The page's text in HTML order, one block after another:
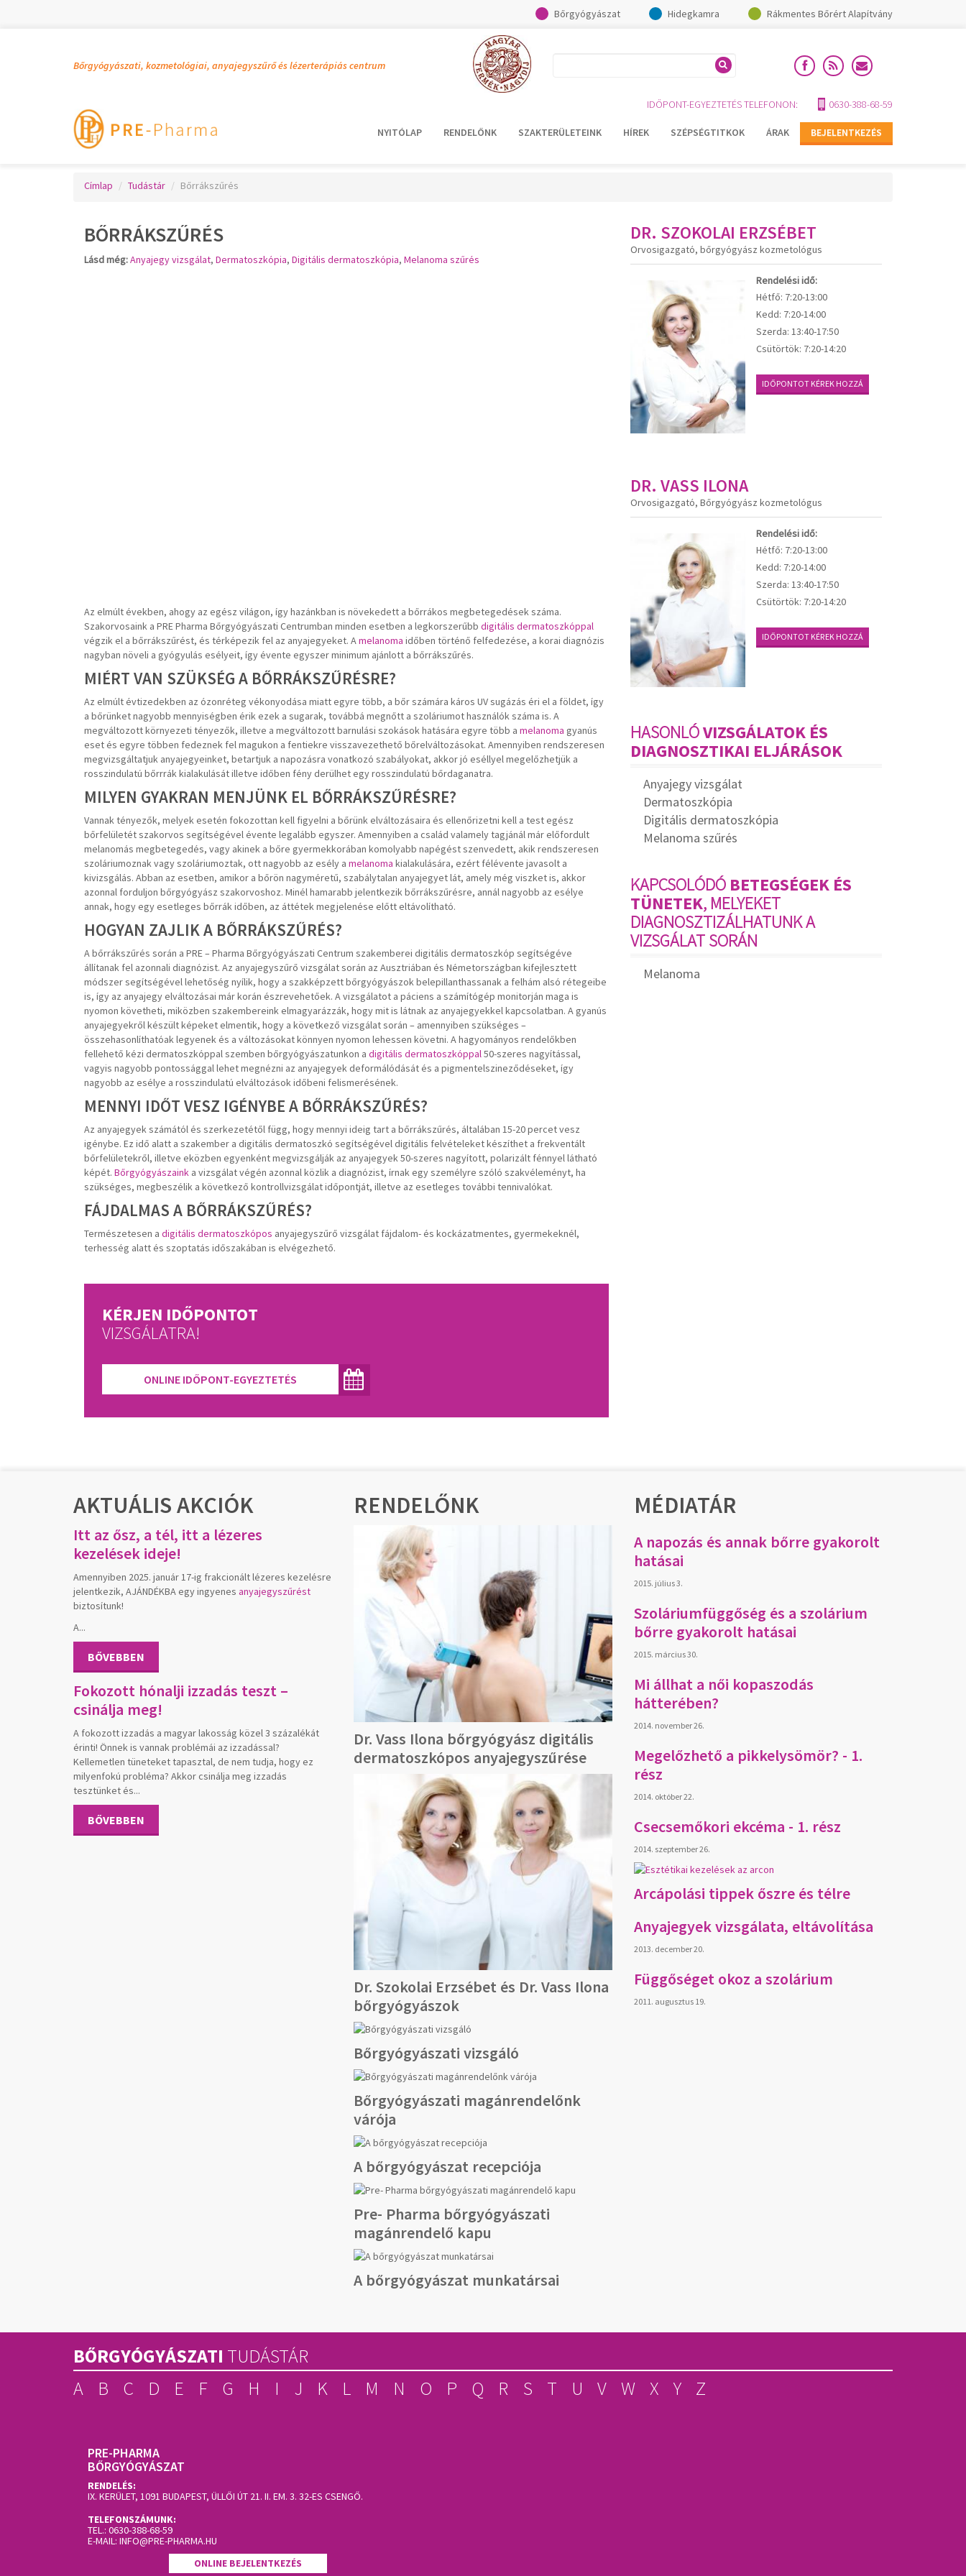
Bőrgyógyászat Hidegkamra Rákmentes Bőrért Alapítvány
Bőrgyógyászati, kozmetológiai, anyajegyszűrő és lézerterápiás centrum
IDŐPONT-EGYEZTETÉS TELEFONON: 0630-388-68-59
NYITÓLAP RENDELŐNK SZAKTERÜLETEINK HÍREK SZÉPSÉGTITKOK ÁRAK BEJELENTKEZÉS
Címlap Tudástár Bőrrákszűrés
BŐRRÁKSZŰRÉS
Lásdmég:Anyajegy vizsgálat, Dermatoszkópia, Digitális dermatoszkópia, Melanoma szűrés
Az elmúlt években, ahogy az egész világon, így hazánkban is növekedett a bőrrákos megbetegedések száma.
Szakorvosaink a PRE Pharma Bőrgyógyászati Centrumban minden esetben a legkorszerűbb digitális dermatoszkóppal
végzik el a bőrrákszűrést, és térképezik fel az anyajegyeket. Amelanoma időben történő felfedezése, a korai diagnózis
nagyban növeli a gyógyulás esélyeit, így évente egyszer minimum ajánlott a bőrrákszűrés.
MIÉRT VAN SZÜKSÉG A BŐRRÁKSZŰRÉSRE?
Az elmúlt évtizedekben az ózonréteg vékonyodása miatt egyre több, a bőr számára káros UV sugázás éri el a földet, így
a bőrünket nagyobb mennyiségben érik ezek a sugarak, továbbá megnőtt a szoláriumot használók száma is. A
megváltozott környezeti tényezők, illetve a megváltozott barnulási szokások hatására egyre több a melanoma gyanús
eset és egyre többen fedeznek fel magukon a fentiekre visszavezethető bőrelváltozásokat. Amennyiben rendszeresen
megvizsgáltatjuk anyajegyeinket, betartjuk a napozásra vonatkozó szabályokat, akkor jó eséllyel megelőzhetjük a
rosszindulatú bőrrrák kialakulását illetve időben fény derülhet egy rosszindulatú bőrdaganatra.
MILYEN GYAKRAN MENJÜNK EL BŐRRÁKSZŰRÉSRE?
Vannak tényezők, melyek esetén fokozottan kell figyelni a bőrünk elváltozásaira és ellenőrizetni kell a test egész
bőrfelületét szakorvos segítségével évente legalább egyszer. Amennyiben a család valamely tagjánál már előfordult
melanomás megbetegedés, vagy akinek a bőre gyermekkorában komolyabb napégést szenvedett, akik rendszeresen
szoláriumoznak vagy szoláriumoztak, ott nagyobb az esély a melanoma kialakulására, ezért félévente javasolt a
kivizsgálás. Abban az esetben, amikor a bőrön nagyméretű, szabálytalan anyajegyet lát, amely még viszket is, akkor
azonnal forduljon bőrgyógyász szakorvoshoz. Minél hamarabb jelentkezik bőrrákszűrésre, annál nagyobb az esélye
annak, hogy egy esetleges bőrrák időben, az áttétek megjelenése előtt eltávolítható.
HOGYAN ZAJLIK A BŐRRÁKSZŰRÉS?
A bőrrákszűrés során a PRE – Pharma Bőrgyógyászati Centrum szakemberei digitális dermatoszkóp segítségéve
állítanak fel azonnali diagnózist. Az anyajegyszűrő vizsgálat során az Ausztriában és Németországban kifejlesztett
módszer segítségével lehetőség nyílik, hogy a szakképzett bőrgyógyászok belepillanthassanak a felhám alsó rétegeibe
is, így az anyajegy elváltozásai már korán észrevehetőek. A vizsgálatot a páciens a számítógép monitorján maga is
nyomon követheti, miközben szakembereink elmagyarázzák, hogy mit is látnak az anyajegyekkel kapcsolatban. A gyanús
anyajegyekről készült képeket elmentik, hogy a következő vizsgálat során – amennyiben szükséges –
összehasonlíthatóak legyenek és a változásokat könnyen nyomon lehessen követni. A hagyományos rendelőkben
fellehető kézi dermatoszkóppal szemben bőrgyógyászatunkon a digitális dermatoszkóppal50-szeres nagyítással,
vagyis nagyobb pontossággal lehet megnézni az anyajegyek deformálódását és a pigmentelszineződéseket, így
nagyobb az esélye a rosszindulatú elváltozások időbeni felismerésének.
MENNYI IDŐT VESZ IGÉNYBE A BŐRRÁKSZŰRÉS?
Az anyajegyek számától és szerkezetétől függ, hogy mennyi ideig tart a bőrrákszűrés, általában 15-20 percet vesz
igénybe. Ez idő alatt a szakember a digitális dermatoszkó segítségével digitális felvételeket készíthet a frekventált
bőrfelületekről, illetve eközben egyenként megvizsgálják az anyajegyek 50-szeres nagyított, polarizált fénnyel látható
képét. Bőrgyógyászaink a vizsgálat végén azonnal közlik a diagnózist, írnak egy személyre szóló szakvéleményt, ha
szükséges, megbeszélik a következő kontrollvizsgálat időpontját, illetve az esetleges további tennivalókat.
FÁJDALMAS A BŐRRÁKSZŰRÉS?
Természetesen a digitális dermatoszkópos anyajegyszűrő vizsgálat fájdalom- és kockázatmentes, gyermekeknél,
terhesség alatt és szoptatás időszakában is elvégezhető.
KÉRJEN IDŐPONTOT
VIZSGÁLATRA!
ONLINE IDŐPONT-EGYEZTETÉS
DR. SZOKOLAI ERZSÉBET
Orvosigazgató, bőrgyógyász kozmetológus
Rendelési idő:
Hétfő: 7:20-13:00
Kedd: 7:20-14:00
Szerda: 13:40-17:50
Csütörtök: 7:20-14:20
IDŐPONTOT KÉREK HOZZÁ
DR. VASS ILONA
Orvosigazgató, Bőrgyógyász kozmetológus
Rendelési idő:
Hétfő: 7:20-13:00
Kedd: 7:20-14:00
Szerda: 13:40-17:50
Csütörtök: 7:20-14:20
IDŐPONTOT KÉREK HOZZÁ
HASONLÓVIZSGÁLATOK ÉS
DIAGNOSZTIKAI ELJÁRÁSOK
Anyajegy vizsgálat
Dermatoszkópia
Digitális dermatoszkópia
Melanoma szűrés
KAPCSOLÓDÓ BETEGSÉGEK ÉS
TÜNETEK, MELYEKET
DIAGNOSZTIZÁLHATUNK A
VIZSGÁLAT SORÁN
Melanoma
AKTUÁLIS AKCIÓK
Itt az ősz, a tél, itt a lézeres
kezelések ideje!
Amennyiben 2025. január 17-ig frakcionált lézeres kezelésre
jelentkezik, AJÁNDÉKBA egy ingyenes anyajegyszűrést
biztosítunk!
A...
BŐVEBBEN
Fokozott hónalji izzadás teszt –
csinálja meg!
A fokozott izzadás a magyar lakosság közel 3 százalékát
érinti! Önnek is vannak problémái az izzadással?
Kellemetlen tüneteket tapasztal, de nem tudja, hogy ez
milyenfokú probléma? Akkor csinálja meg izzadás
tesztünket és...
BŐVEBBEN
RENDELŐNK
Dr. Vass Ilona bőrgyógyász digitális
dermatoszkópos anyajegyszűrése
Dr. Szokolai Erzsébet és Dr. Vass Ilona
bőrgyógyászok
Bőrgyógyászati vizsgáló
Bőrgyógyászati magánrendelőnk
várója
A bőrgyógyászat recepciója
Pre- Pharma bőrgyógyászati
magánrendelő kapu
A bőrgyógyászat munkatársai
MÉDIATÁR
A napozás és annak bőrre gyakorolt
hatásai
2015. július 3.
Szoláriumfüggőség és a szolárium
bőrre gyakorolt hatásai
2015. március 30.
Mi állhat a női kopaszodás
hátterében?
2014. november 26.
Megelőzhető a pikkelysömör? - 1.
rész
2014. október 22.
Csecsemőkori ekcéma - 1. rész
2014. szeptember 26.
Arcápolási tippek őszre és télre
Anyajegyek vizsgálata, eltávolítása
2013. december 20.
Függőséget okoz a szolárium
2011. augusztus 19.
BŐRGYÓGYÁSZATI TUDÁSTÁR
A
B C D E F G H I J K L M N O P Q R S T U V W X Y Z
PRE-PHARMA
BŐRGYÓGYÁSZAT
RENDELÉS:
IX. KERÜLET, 1091 BUDAPEST, ÜLLŐI ÚT 21. II. EM. 3. 32-ES CSENGŐ.
TELEFONSZÁMUNK:
TEL.: 0630-388-68-59
E-MAIL: INFO@PRE-PHARMA.HU
ONLINE BEJELENTKEZÉS